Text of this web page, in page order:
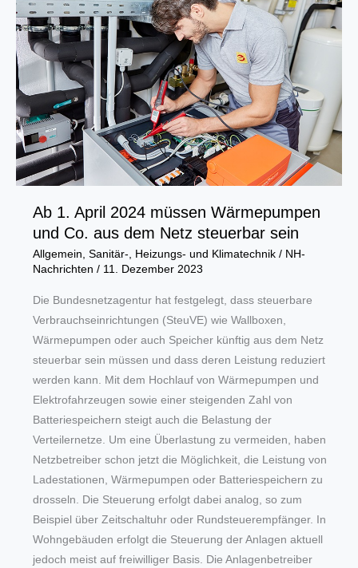
zum
neuen
Hauptgeschäftsführer
gewählt
Ab 1. April 2024 müssen Wärmepumpen
und Co. aus dem Netz steuerbar sein
Allgemein, Sanitär-, Heizungs- und Klimatechnik/ NH-
Nachrichten / 11. Dezember 2023
Die Bundesnetzagentur hat festgelegt, dass steuerbare
Verbrauchseinrichtungen (SteuVE) wie Wallboxen,
Wärmepumpen oder auch Speicher künftig aus dem Netz
steuerbar sein müssen und dass deren Leistung reduziert
werden kann. Mit dem Hochlauf von Wärmepumpen und
Elektrofahrzeugen sowie einer steigenden Zahl von
Batteriespeichern steigt auch die Belastung der
Verteilernetze. Um eine Überlastung zu vermeiden, haben
Netzbetreiber schon jetzt die Möglichkeit, die Leistung von
Ladestationen, Wärmepumpen oder Batteriespeichern zu
drosseln. Die Steuerung erfolgt dabei analog, so zum
Beispiel über Zeitschaltuhr oder Rundsteuerempfänger. In
Wohngebäuden erfolgt die Steuerung der Anlagen aktuell
jedoch meist auf freiwilliger Basis. Die Anlagenbetreiber